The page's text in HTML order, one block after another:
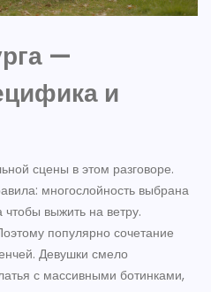
—
и
сцены в этом разговоре.
многослойность выбрана
чтобы выжить на ветру.
популярно сочетание
Девушки смело
с массивными ботинками,